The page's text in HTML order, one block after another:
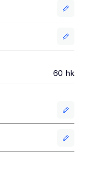
60 hk